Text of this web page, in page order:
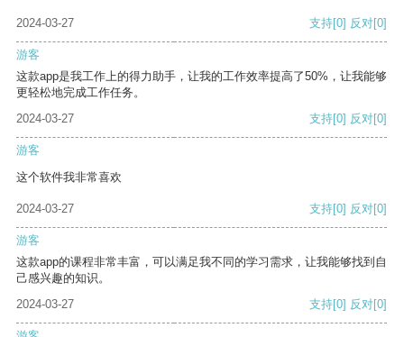
2024-03-27 支持[0] 反对[0]
游客
这款app是我工作上的得力助手，让我的工作效率提高了50%，让我能够
更轻松地完成工作任务。
2024-03-27
支持[0] 反对[0]
游客
这个软件我非常喜欢
2024-03-27 支持[0] 反对[0]
游客
这款app的课程非常丰富，可以满足我不同的学习需求，让我能够找到自
己感兴趣的知识。
2024-03-27
支持[0] 反对[0]